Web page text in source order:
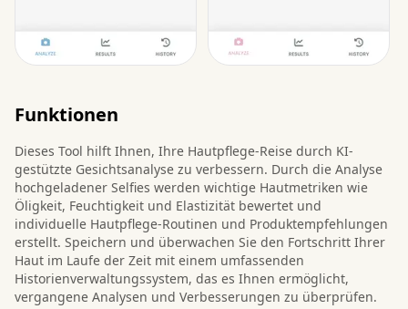
Funktionen
Dieses Tool hilft Ihnen, Ihre Hautpflege-Reise durch KI-
gestützte Gesichtsanalyse zu verbessern. Durch die Analyse
hochgeladener Selfies werden wichtige Hautmetriken wie
Öligkeit, Feuchtigkeit und Elastizität bewertet und
individuelle Hautpflege-Routinen und Produktempfehlungen
erstellt. Speichern und überwachen Sie den Fortschritt Ihrer
Haut im Laufe der Zeit mit einem umfassenden
Historienverwaltungssystem, das es Ihnen ermöglicht,
vergangene Analysen und Verbesserungen zu überprüfen.